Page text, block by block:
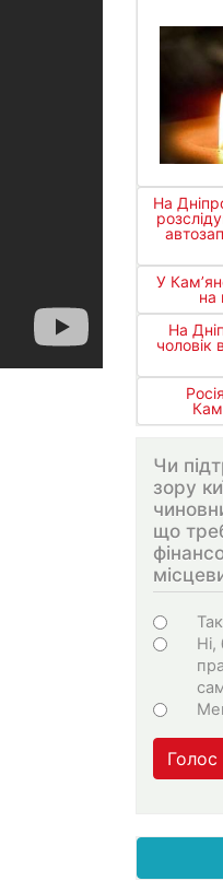
На
У
на
На
чоловік
Чи
зору
що
Голос